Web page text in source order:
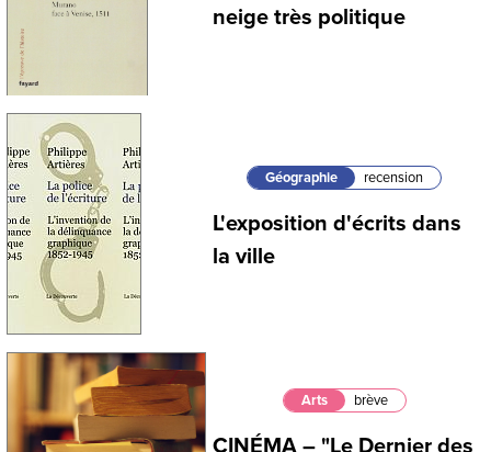
neige très politique
Géographie recension
L'exposition d'écrits dans
la ville
Arts brève
CINÉMA – "Le Dernier des